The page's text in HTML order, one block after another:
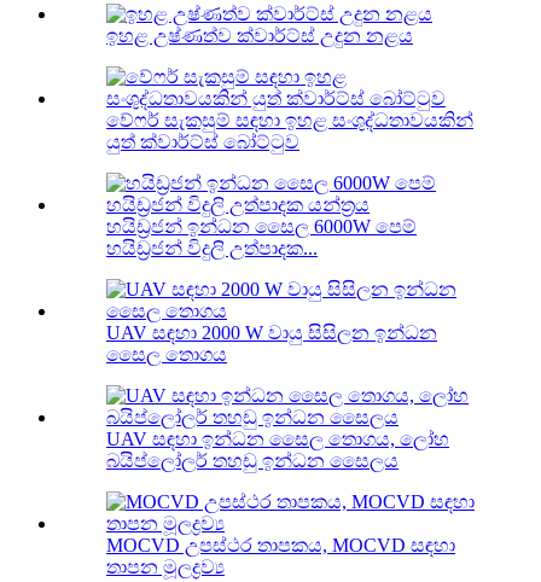
ඉහළ උෂ්ණත්ව ක්වාර්ට්ස් උදුන නළය
වේෆර් සැකසුම් සඳහා ඉහළ සංශුද්ධතාවයකින්
යුත් ක්වාර්ට්ස් බෝට්ටුව
හයිඩ්‍රජන් ඉන්ධන සෛල 6000W පෙම්
හයිඩ්‍රජන් විදුලි උත්පාදක...
UAV සඳහා 2000 W වායු සිසිලන ඉන්ධන
සෛල තොගය
UAV සඳහා ඉන්ධන සෛල තොගය, ලෝහ
බයිප්ලෝලර් තහඩු ඉන්ධන සෛලය
MOCVD උපස්ථර තාපකය, MOCVD සඳහා
තාපන මූලද්‍රව්‍ය